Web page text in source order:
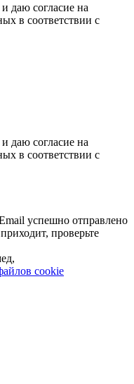
и даю согласие на
в соответствии с
и даю согласие на
в соответствии с
успешно отправлено
проверьте
cookie